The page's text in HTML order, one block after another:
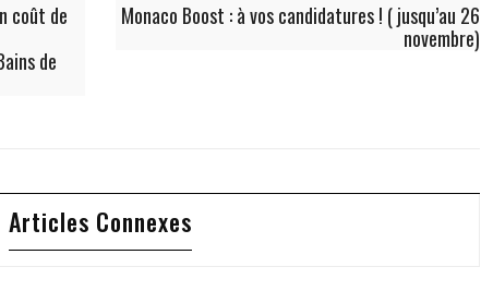
coût de
de
Monaco Boost : à vos candidatures ! ( jusqu’au 26
novembre)
Articles Connexes